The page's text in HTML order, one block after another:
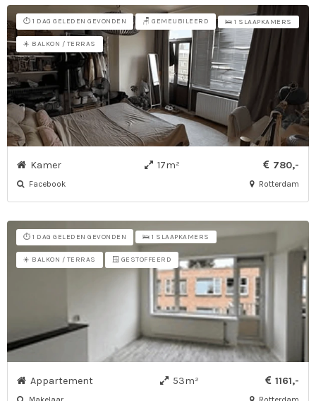
⏱️ 1 DAG GELEDEN GEVONDEN 🪑 GEMEUBILEERD 🛌 1 SLAAPKAMERS
☀️ BALKON / TERRAS
Kamer 17m² 780,-
Facebook Rotterdam
⏱️ 1 DAG GELEDEN GEVONDEN 🛌 1 SLAAPKAMERS
☀️ BALKON / TERRAS 🪟 GESTOFFEERD
Appartement 53m² 1161,-